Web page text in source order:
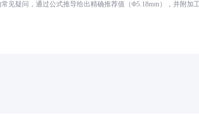
见疑问，通过公式推导给出精确推荐值（Φ5.18mm），并附加